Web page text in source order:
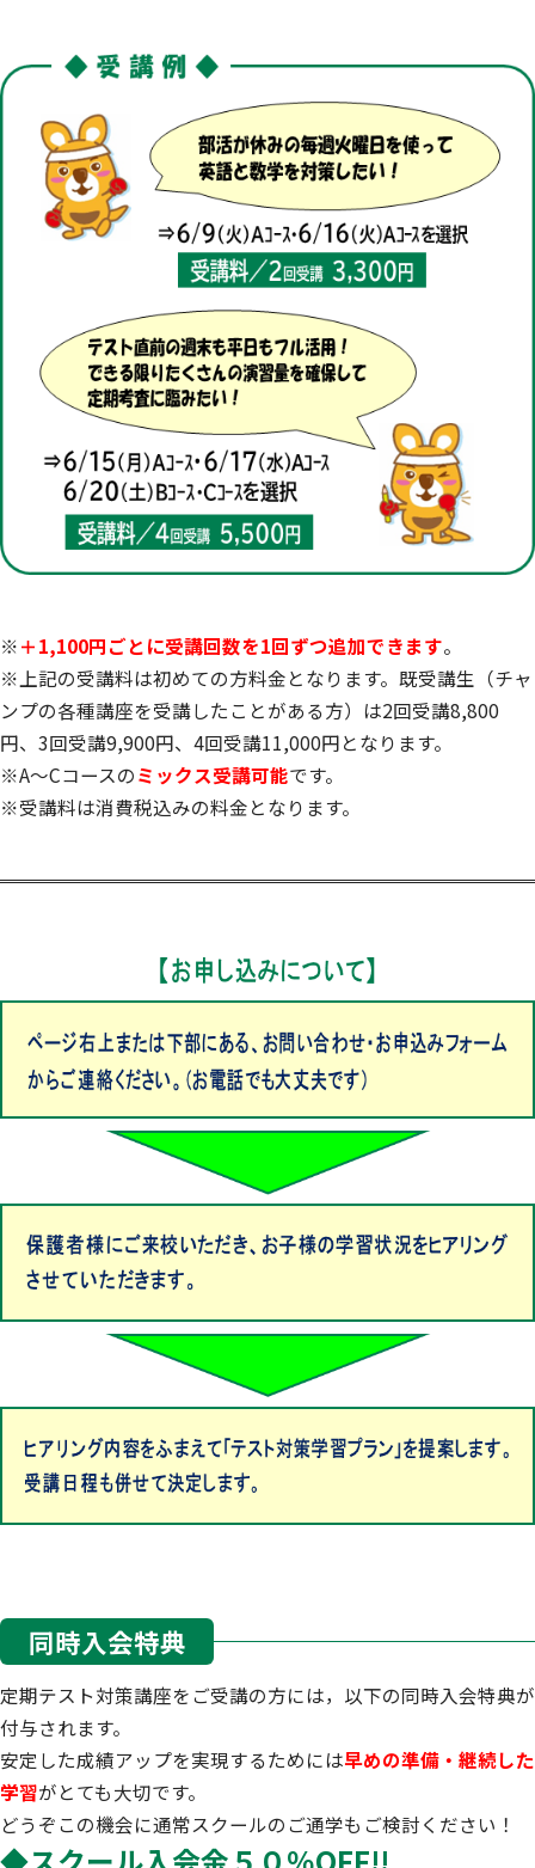
※＋1,100円ごとに受講回数を1回ずつ追加できます。
※上記の受講料は初めての方料金となります。既受講生（チャ
ンプの各種講座を受講したことがある方）は2回受講8,800
円、3回受講9,900円、4回受講11,000円となります。
※A～Cコースのミックス受講可能です。
※受講料は消費税込みの料金となります。
同時入会特典
定期テスト対策講座をご受講の方には，以下の同時入会特典が
付与されます。
安定した成績アップを実現するためには早めの準備・継続した
学習がとても大切です。
どうぞこの機会に通常スクールのご通学もご検討ください！